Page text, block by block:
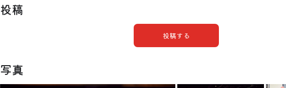
投稿
投稿する
写真